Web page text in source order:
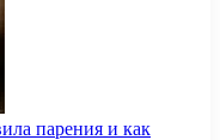
парения и как